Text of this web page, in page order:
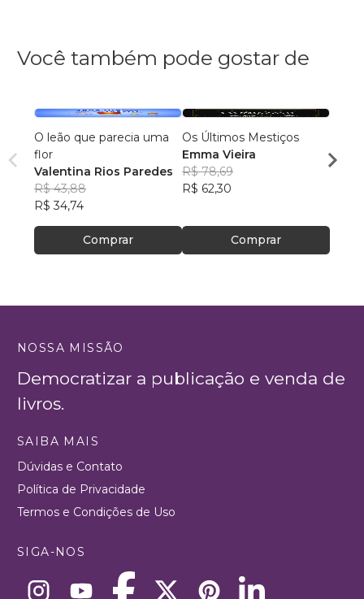
Você também pode gostar de
O leão que parecia uma
flor
Valentina Rios Paredes
R$ 43,88
R$ 34,74
Comprar
Os Últimos Mestiços
Emma Vieira
R$ 78,69
R$ 62,30
Comprar
R$
NOSSA MISSÃO
Democratizar a publicação e venda de
livros.
SAIBA MAIS
Dúvidas e Contato
Política de Privacidade
Termos e Condições de Uso
SIGA-NOS